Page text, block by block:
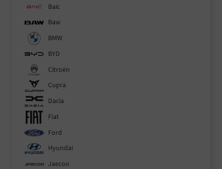
Baic
Baw
BMW
BYD
Citroën
Cupra
Dacia
Fiat
Ford
Hyundai
Jaecoo